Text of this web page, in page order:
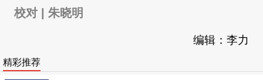
校对 | 朱晓明
编辑：李力
精彩推荐